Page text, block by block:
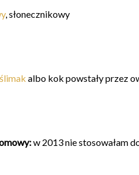
, słonecznikowy
albo kok powstały przez
w 2013 nie stosowałam